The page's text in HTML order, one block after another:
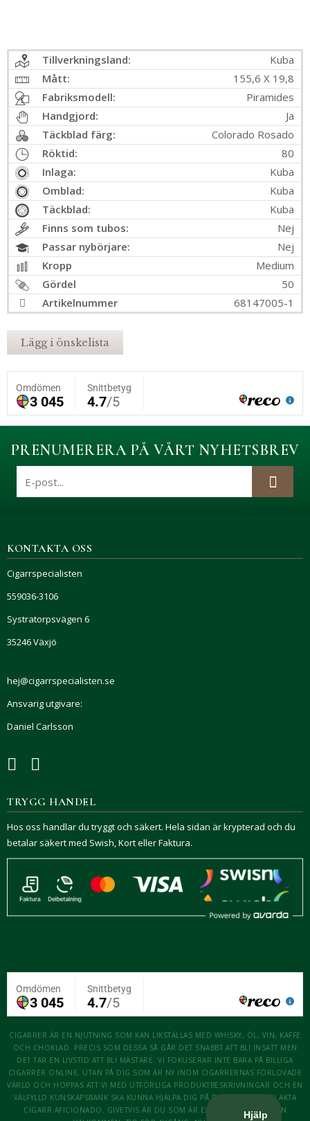
Tillverkningsland:
Kuba
Mått:
155,6 X 19,8
Fabriksmodell:
Piramides
Handgjord:
Ja
Täckblad färg:
Colorado Rosado
Röktid:
80
Inlaga:
Kuba
Omblad:
Kuba
Täckblad:
Kuba
Finns som tubos:
Nej
Passar nybörjare:
Nej
Kropp
Medium
Gördel
50
Artikelnummer
68147005-1
Lägg i önskelista
PRENUMERERA PÅ VÅRT NYHETSBREV
KONTAKTA OSS
Cigarrspecialisten
559036-3106
Systratorpsvägen 6
35246 Växjö
hej@cigarrspecialisten.se
Ansvarig utgivare:
Daniel Carlsson
TRYGG HANDEL
Hos oss handlar du tryggt och säkert. Hela sidan är krypterad och du
betalar säkert med Swish, Kort eller Faktura.
CIGARRER ÄR EN NJUTNING SOM KAN LIKSTÄLLAS MED WHISKY, ÖL, VIN, KAFFE
OCH CHOKLAD. PRECIS SOM DESSA SÅ GÅR DET SNABBT ATT BLI INSATT MEN
DET TAR EN LIVSTID ATT BLI MÄSTARE. VI FOKUSERAR INTE BARA PÅ BILLIGA
CIGARRER ONLINE, UTAN PÅ DIG SOM ÄR NY INOM CIGARRERNAS FÖRLOVADE
VÄRLD OCH HOPPAS ATT VI MED UTFÖRLIGA PRODUKTBESKRIVNINGAR OCH EN
VÄLFYLLD KUNSKAPSBANK SKA KUNNA HJÄLPA DIG PÅ RESAN ATT BLI EN ÄKTA
CIGARR AFICIONADO. GIVETVIS ÄR DU SOM ÄR EXPERT OCKSÅ MER ÄN